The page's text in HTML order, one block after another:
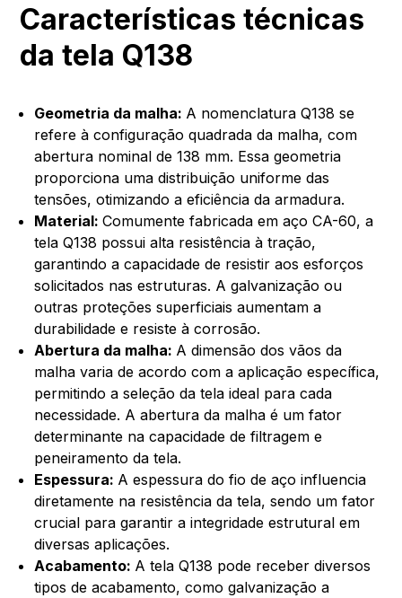
Características técnicas
da tela Q138
Geometria da malha: A nomenclatura Q138 se
refere à configuração quadrada da malha, com
abertura nominal de 138 mm. Essa geometria
proporciona uma distribuição uniforme das
tensões, otimizando a eficiência da armadura.
Material:Comumente fabricada em aço CA-60, a
tela Q138 possui alta resistência à tração,
garantindo a capacidade de resistir aos esforços
solicitados nas estruturas. A galvanização ou
outras proteções superficiais aumentam a
durabilidade e resiste à corrosão.
Abertura da malha: A dimensão dos vãos da
malha varia de acordo com a aplicação específica,
permitindo a seleção da tela ideal para cada
necessidade. A abertura da malha é um fator
determinante na capacidade de filtragem e
peneiramento da tela.
Espessura: A espessura do fio de aço influencia
diretamente na resistência da tela, sendo um fator
crucial para garantir a integridade estrutural em
diversas aplicações.
Acabamento: A tela Q138 pode receber diversos
tipos de acabamento, como galvanização a